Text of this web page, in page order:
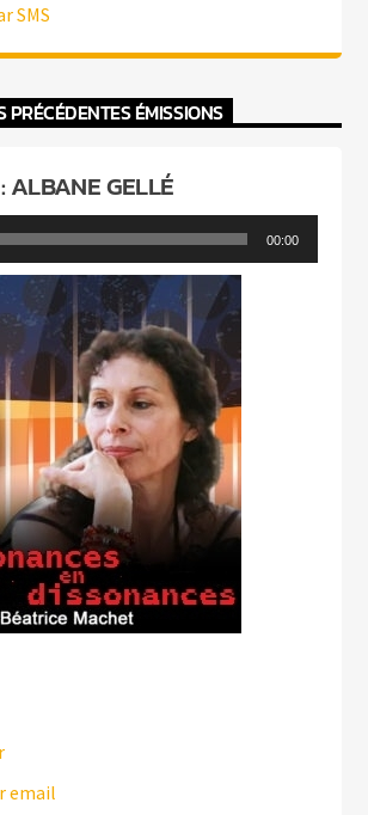
SMS
PRÉCÉDENTES ÉMISSIONS
ALBANE GELLÉ
00:00
email